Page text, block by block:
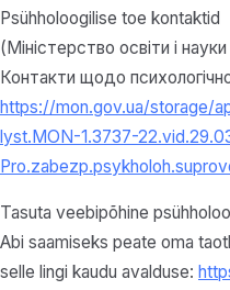
Psühholoogilise toe kontaktid
(Міністерство освіти і
Контакти щодо
https://mon.gov.ua/storage/
lyst.MON-1.3737-
Tasuta veebipõhine
Abi saamiseks peate oma
selle lingi kaudu avalduse: